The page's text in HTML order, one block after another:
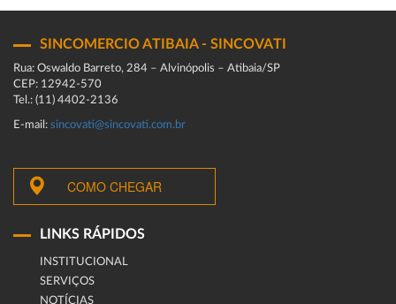
SINCOMERCIO ATIBAIA - SINCOVATI
Rua: Oswaldo Barreto, 284 – Alvinópolis – Atibaia/SP
CEP: 12942-570
Tel.: (11) 4402-2136
E-mail: sincovati@sincovati.com.br
COMO CHEGAR
LINKS RÁPIDOS
INSTITUCIONAL
SERVIÇOS
NOTÍCIAS